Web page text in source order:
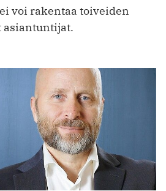
voi rakentaa toiveiden
asiantuntijat.